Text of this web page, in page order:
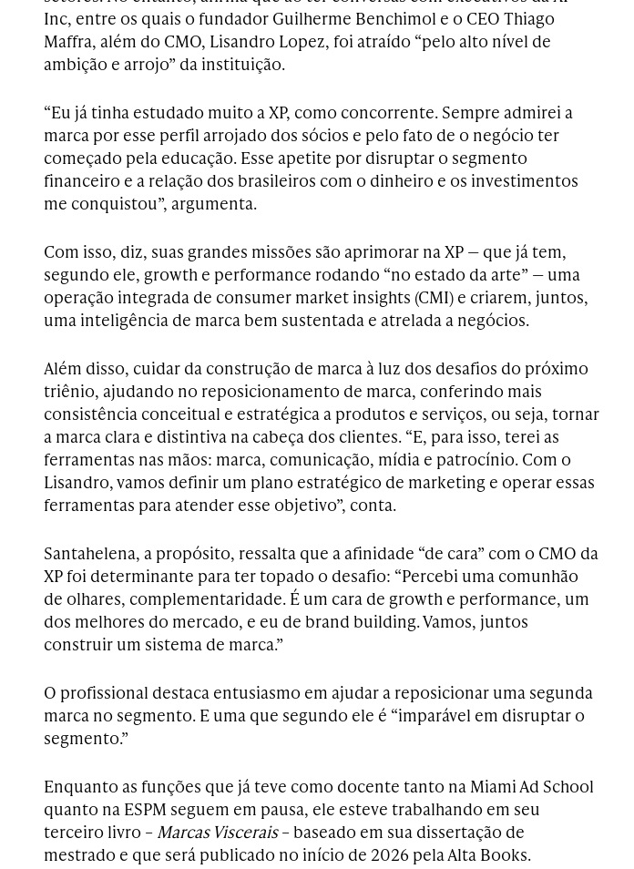
Inc, entre os quais o fundador Guilherme Benchimol e o CEO Thiago
Maffra, além do CMO, Lisandro Lopez, foi atraído “pelo alto nível de
ambição e arrojo” da instituição.
“Eu já tinha estudado muito a XP, como concorrente. Sempre admirei a
marca por esse perfil arrojado dos sócios e pelo fato de o negócio ter
começado pela educação. Esse apetite por disruptar o segmento
financeiro e a relação dos brasileiros com o dinheiro e os investimentos
me conquistou”, argumenta.
Com isso, diz, suas grandes missões são aprimorar na XP — que já tem,
segundo ele, growth e performance rodando “no estado da arte” — uma
operação integrada de consumer market insights (CMI) e criarem, juntos,
uma inteligência de marca bem sustentada e atrelada a negócios.
Além disso, cuidar da construção de marca à luz dos desafios do próximo
triênio, ajudando no reposicionamento de marca, conferindo mais
consistência conceitual e estratégica a produtos e serviços, ou seja, tornar
a marca clara e distintiva na cabeça dos clientes. “E, para isso, terei as
ferramentas nas mãos: marca, comunicação, mídia e patrocínio. Com o
Lisandro, vamos definir um plano estratégico de marketing e operar essas
ferramentas para atender esse objetivo”, conta.
Santahelena, a propósito, ressalta que a afinidade “de cara” com o CMO da
XP foi determinante para ter topado o desafio: “Percebi uma comunhão
de olhares, complementaridade. É um cara de growth e performance, um
dos melhores do mercado, e eu de brand building. Vamos, juntos
construir um sistema de marca.”
O profissional destaca entusiasmo em ajudar a reposicionar uma segunda
marca no segmento. E uma que segundo ele é “imparável em disruptar o
segmento.”
Enquanto as funções que já teve como docente tanto na Miami Ad School
quanto na ESPM seguem em pausa, ele esteve trabalhando em seu
terceiro livro – Marcas Viscerais– baseado em sua dissertação de
mestrado e que será publicado no início de 2026 pela Alta Books.